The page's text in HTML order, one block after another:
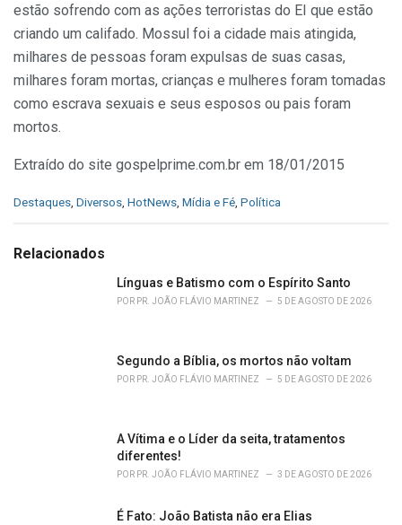
estão sofrendo com as ações terroristas do EI que estão
criando um califado. Mossul foi a cidade mais atingida,
milhares de pessoas foram expulsas de suas casas,
milhares foram mortas, crianças e mulheres foram tomadas
como escrava sexuais e seus esposos ou pais foram
mortos.
Extraído do site gospelprime.com.br em 18/01/2015
C
e
Destaques Diversos HotNews Mídia e Fé Política
Relacionados
Línguas e Batismo com o Espírito Santo
POR PR. JOÃO FLÁVIO MARTINEZ 5 DE AGOSTO DE 2026
Segundo a Bíblia, os mortos não voltam
POR PR. JOÃO FLÁVIO MARTINEZ 5 DE AGOSTO DE 2026
A Vítima e o Líder da seita, tratamentos
diferentes!
POR PR. JOÃO FLÁVIO MARTINEZ 3 DE AGOSTO DE 2026
É Fato: João Batista não era Elias